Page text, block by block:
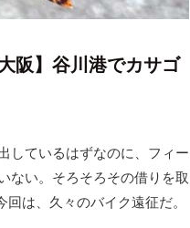
阪】谷川港でカサゴ
しているはずなのに、フィー
ない。そろそろその借りを取
は、久々のバイク遠征だ。